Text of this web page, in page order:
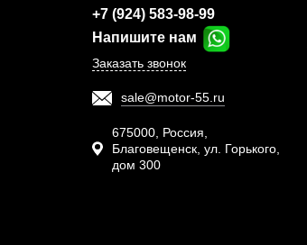
+7 (924) 583-98-99
Напишите нам
Заказать звонок
sale@motor-55.ru
675000, Россия,
Благовещенск, ул. Горького,
дом 300